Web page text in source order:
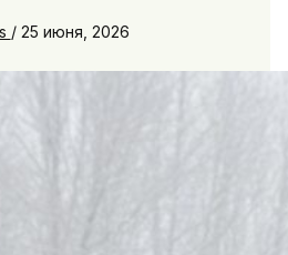
/ 25 июня, 2026